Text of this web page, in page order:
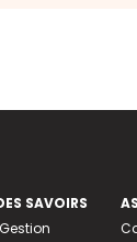
SAVOIRS